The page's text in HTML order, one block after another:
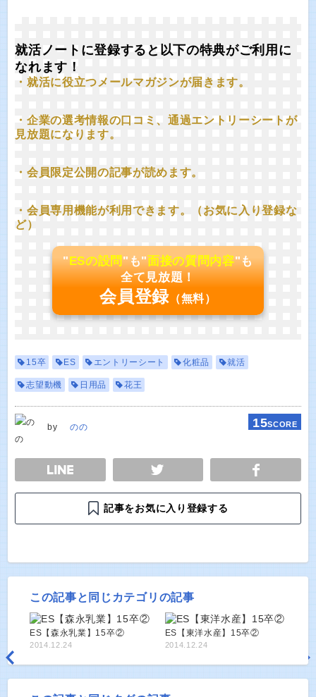
就活ノートに登録すると以下の特典がご利用に
なれます！
・就活に役立つメールマガジンが届きます。
・企業の選考情報の口コミ、通過エントリーシートが
見放題になります。
・会員限定公開の記事が読めます。
・会員専用機能が利用できます。（お気に入り登録な
ど）
"ESの設問"も"面接の質問内容"も
全て見放題！
会員登録 （無料）
15卒 ES エントリーシート 化粧品 就活
志望動機 日用品 花王
by のの 15SCORE
TWEET
記事をお気に入り登録する
この記事と同じカテゴリの記事
ES【森永乳業】15卒②
2014.12.24
ES【東洋水産】15卒②
2014.12.24